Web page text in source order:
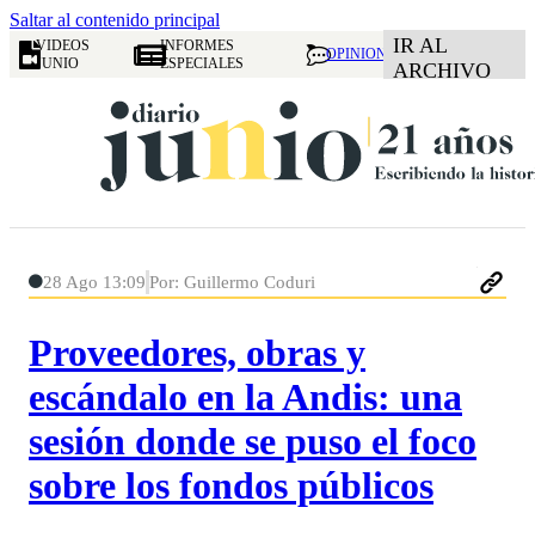
Saltar al contenido principal
VIDEOS
JUNIO
INFORMES
ESPECIALES
OPINION IR AL
ARCHIVO
28 Ago 13:09 Por: Guillermo Coduri
Proveedores, obras y
escándalo en la Andis: una
sesión donde se puso el foco
sobre los fondos públicos